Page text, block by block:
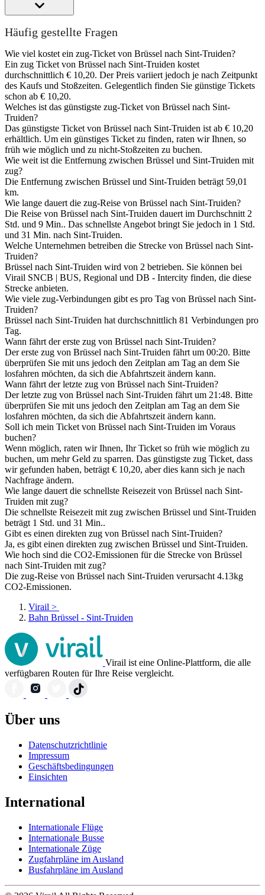
Häufig gestellte Fragen
Wie viel kostet ein zug-Ticket von Brüssel nach Sint-Truiden?
Ein zug Ticket von Brüssel nach Sint-Truiden kostet
durchschnittlich € 10,20. Der Preis variiert jedoch je nach Zeitpunkt
des Kaufs und Stoßzeiten. Gelegentlich finden Sie günstige Tickets
schon ab € 10,20.
Welches ist das günstigste zug-Ticket von Brüssel nach Sint-
Truiden?
Das günstigste Ticket von Brüssel nach Sint-Truiden ist ab € 10,20
erhältlich. Um ein günstiges Ticket zu finden, raten wir Ihnen, so
früh wie möglich und zu nicht-Stoßzeiten zu buchen.
Wie weit ist die Entfernung zwischen Brüssel und Sint-Truiden mit
zug?
Die Entfernung zwischen Brüssel und Sint-Truiden beträgt 59,01
km.
Wie lange dauert die zug-Reise von Brüssel nach Sint-Truiden?
Die Reise von Brüssel nach Sint-Truiden dauert im Durchschnitt 2
Std. und 9 Min.. Das schnellste Angebot bringt Sie jedoch in 1 Std.
und 31 Min. nach Sint-Truiden.
Welche Unternehmen betreiben die Strecke von Brüssel nach Sint-
Truiden?
Brüssel nach Sint-Truiden wird von 2 betrieben. Sie können bei
Virail SNCB | BUS, Regional und DB - Intercity finden, die diese
Strecke anbieten.
Wie viele zug-Verbindungen gibt es pro Tag von Brüssel nach Sint-
Truiden?
Brüssel nach Sint-Truiden hat durchschnittlich 81 Verbindungen pro
Tag.
Wann fährt der erste zug von Brüssel nach Sint-Truiden?
Der erste zug von Brüssel nach Sint-Truiden fährt um 00:20. Bitte
überprüfen Sie mit uns jedoch den Zeitplan am Tag an dem Sie
losfahren möchten, da sich die Abfahrtszeit ändern kann.
Wann fährt der letzte zug von Brüssel nach Sint-Truiden?
Der letzte zug von Brüssel nach Sint-Truiden fährt um 21:48. Bitte
überprüfen Sie mit uns jedoch den Zeitplan am Tag an dem Sie
losfahren möchten, da sich die Abfahrtszeit ändern kann.
Soll ich mein Ticket von Brüssel nach Sint-Truiden im Voraus
buchen?
Wenn möglich, raten wir Ihnen, Ihr Ticket so früh wie möglich zu
buchen, um mehr Geld zu sparren. Das günstigste zug Ticket, dass
wir gefunden haben, beträgt € 10,20, aber dies kann sich je nach
Nachfrage ändern.
Wie lange dauert die schnellste Reisezeit von Brüssel nach Sint-
Truiden mit zug?
Die schnellste Reisezeit mit zug zwischen Brüssel und Sint-Truiden
beträgt 1 Std. und 31 Min..
Gibt es einen direkten zug von Brüssel nach Sint-Truiden?
Ja, es gibt einen direkten zug zwischen Brüssel und Sint-Truiden.
Wie hoch sind die CO2-Emissionen für die Strecke von Brüssel
nach Sint-Truiden mit zug?
Die zug-Reise von Brüssel nach Sint-Truiden verursacht 4.13kg
CO2-Emissionen.
Virail >
Bahn Brüssel - Sint-Truiden
Virail ist eine Online-Plattform, die alle
verfügbaren Routen für Ihre Reise vergleicht.
Über uns
Datenschutzrichtlinie
Impressum
Geschäftsbedingungen
Einsichten
International
Internationale Flüge
Internationale Busse
Internationale Züge
Zugfahrpläne im Ausland
Busfahrpläne im Ausland